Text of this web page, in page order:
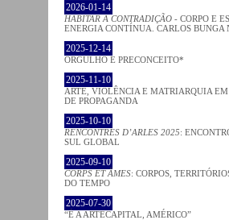
2026-01-14
HABITAR A CONTRADIÇÃO - CORPO E
ENERGIA CONTÍNUA. CARLOS BUNGA
2025-12-14
ORGULHO E PRECONCEITO*
2025-11-10
ARTE, VIOLÊNCIA E MATRIARQUIA EM
DE PROPAGANDA
2025-10-10
RENCONTRES D’ARLES 2025:
SUL GLOBAL
2025-09-10
CORPS ET ÂMES: CORPOS,
DO TEMPO
2025-07-30
“É A ARTECAPITAL, AMÉRICO”